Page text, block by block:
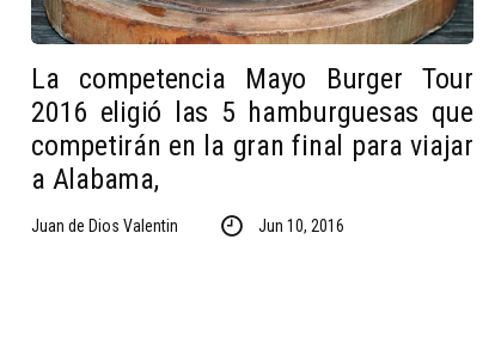
La competencia Mayo Burger Tour
2016 eligió las 5 hamburguesas que
competirán en la gran final para viajar
a Alabama,
Juan de Dios Valentin Jun 10, 2016